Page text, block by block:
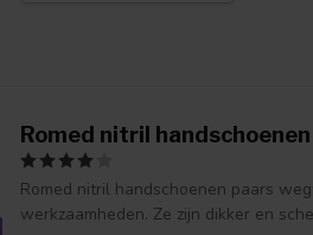
Romed nitril
Romed nitril handschoenen paars
werkzaamheden. Ze zijn dikker en